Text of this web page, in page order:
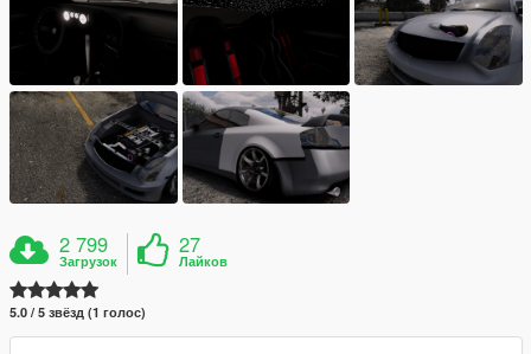
2 799
Загрузок
27
Лайков
5.0 / 5 звёзд (1 голос)